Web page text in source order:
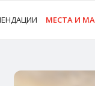
МЕСТА И